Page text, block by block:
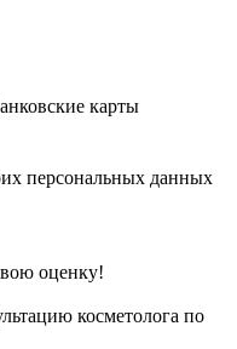
карты
персональных данных
оценку!
косметолога по